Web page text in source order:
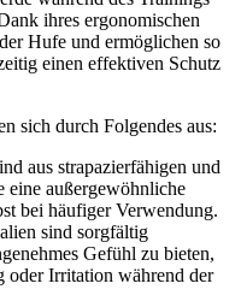
ihres ergonomischen
Hufe und ermöglichen so
einen effektiven Schutz
sich durch Folgendes aus:
aus strapazierfähigen und
eine außergewöhnliche
bei häufiger Verwendung.
sind sorgfältig
Gefühl zu bieten,
oder Irritation während der